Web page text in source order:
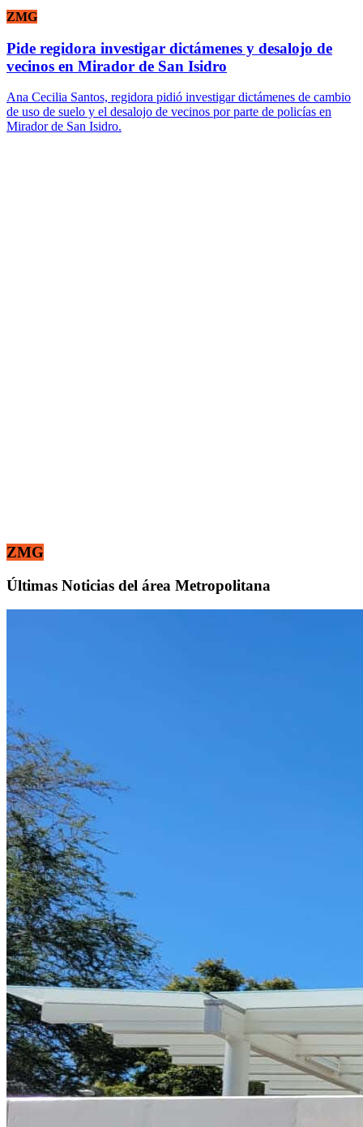
ZMG
Pide regidora investigar dictámenes y desalojo de
vecinos en Mirador de San Isidro
Ana Cecilia Santos, regidora pidió investigar dictámenes de cambio
de uso de suelo y el desalojo de vecinos por parte de policías en
Mirador de San Isidro.
ZMG
Últimas Noticias del área Metropolitana